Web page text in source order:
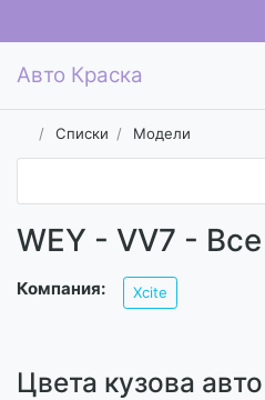
Авто Краска
Списки Модели
WEY - VV7 -
Компания: Xcite
Цвета кузова авто